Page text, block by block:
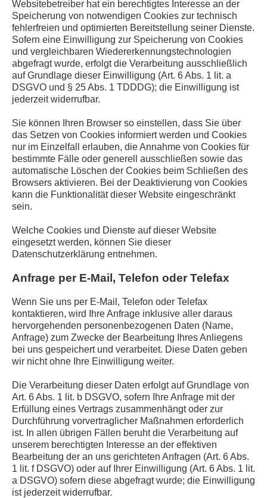
Websitebetreiber hat ein berechtigtes Interesse an der
Speicherung von notwendigen Cookies zur technisch
fehlerfreien und optimierten Bereitstellung seiner Dienste.
Sofern eine Einwilligung zur Speicherung von Cookies
und vergleichbaren Wiedererkennungstechnologien
abgefragt wurde, erfolgt die Verarbeitung ausschließlich
auf Grundlage dieser Einwilligung (Art. 6 Abs. 1 lit. a
DSGVO und § 25 Abs. 1 TDDDG); die Einwilligung ist
jederzeit widerrufbar.
Sie können Ihren Browser so einstellen, dass Sie über
das Setzen von Cookies informiert werden und Cookies
nur im Einzelfall erlauben, die Annahme von Cookies für
bestimmte Fälle oder generell ausschließen sowie das
automatische Löschen der Cookies beim Schließen des
Browsers aktivieren. Bei der Deaktivierung von Cookies
kann die Funktionalität dieser Website eingeschränkt
sein.
Welche Cookies und Dienste auf dieser Website
eingesetzt werden, können Sie dieser
Datenschutzerklärung entnehmen.
Anfrage per E-Mail, Telefon oder Telefax
Wenn Sie uns per E-Mail, Telefon oder Telefax
kontaktieren, wird Ihre Anfrage inklusive aller daraus
hervorgehenden personenbezogenen Daten (Name,
Anfrage) zum Zwecke der Bearbeitung Ihres Anliegens
bei uns gespeichert und verarbeitet. Diese Daten geben
wir nicht ohne Ihre Einwilligung weiter.
Die Verarbeitung dieser Daten erfolgt auf Grundlage von
Art. 6 Abs. 1 lit. b DSGVO, sofern Ihre Anfrage mit der
Erfüllung eines Vertrags zusammenhängt oder zur
Durchführung vorvertraglicher Maßnahmen erforderlich
ist. In allen übrigen Fällen beruht die Verarbeitung auf
unserem berechtigten Interesse an der effektiven
Bearbeitung der an uns gerichteten Anfragen (Art. 6 Abs.
1 lit. f DSGVO) oder auf Ihrer Einwilligung (Art. 6 Abs. 1 lit.
a DSGVO) sofern diese abgefragt wurde; die Einwilligung
ist jederzeit widerrufbar.